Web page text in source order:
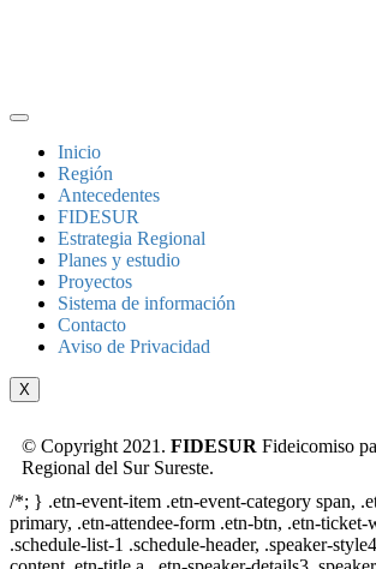
Inicio
Región
Antecedentes
FIDESUR
Estrategia Regional
Planes y estudio
Proyectos
Sistema de información
Contacto
Aviso de Privacidad
X
© Copyright 2021. FIDESUR Fideicomiso
Regional del Sur Sureste.
/*; } .etn-event-item .etn-event-category span,
primary, .etn-attendee-form .etn-btn, .etn-ticket-
.schedule-list-1 .schedule-header, .speaker-